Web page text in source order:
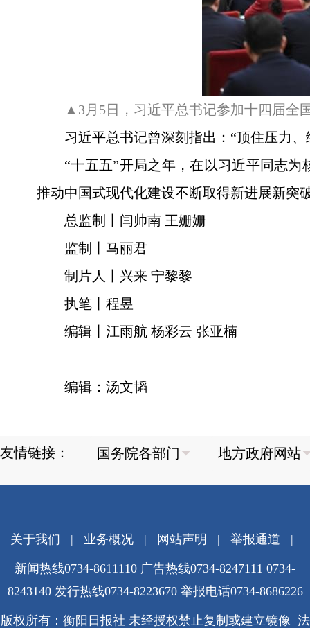
▲3月5日，习近平总书记参加十四届全
习近平总书记曾深刻指出：“顶住压力
“十五五”开局之年，在以习近平同志
推动中国式现代化建设不断取得新进展新突
总监制丨闫帅南 王姗姗
监制丨马丽君
制片人丨兴来 宁黎黎
执笔丨程昱
编辑丨江雨航 杨彩云 张亚楠
编辑：汤文韬
友情链接：
关于我们 | 业务概况| 网站声明 | 举报通道 |
新闻热线0734-8611110 广告热线0734-8247111 0734-
8243140 发行热线0734-8223670 举报电话0734-8686226
版权所有：衡阳日报社 未经授权禁止复制或建立镜像 法